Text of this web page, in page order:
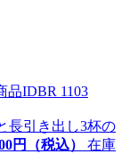
品IDBR 1103
長引き出し3杯の
円（税込）
在庫